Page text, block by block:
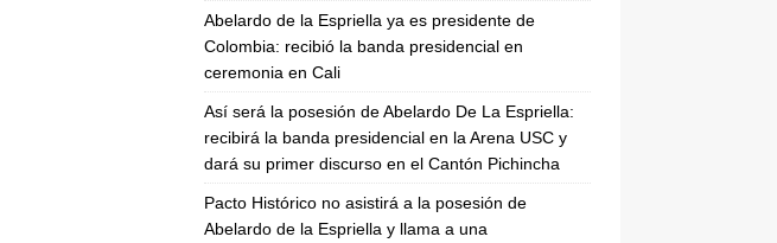
Abelardo de la Espriella ya es presidente de
Colombia: recibió la banda presidencial en
ceremonia en Cali
Así será la posesión de Abelardo De La Espriella:
recibirá la banda presidencial en la Arena USC y
dará su primer discurso en el Cantón Pichincha
Pacto Histórico no asistirá a la posesión de
Abelardo de la Espriella y llama a una